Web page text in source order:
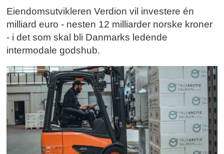
Eiendomsutvikleren Verdion vil investere én
milliard euro - nesten 12 milliarder norske kroner
- i det som skal bli Danmarks ledende
intermodale godshub.